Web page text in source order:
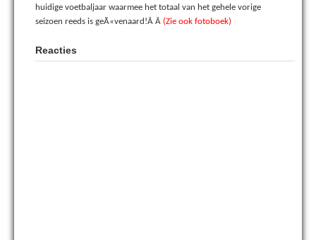
huidige voetbaljaar waarmee het totaal van het gehele vorige
seizoen reeds is geÃ«venaard!Â Â (Zie ook fotoboek)
Reacties